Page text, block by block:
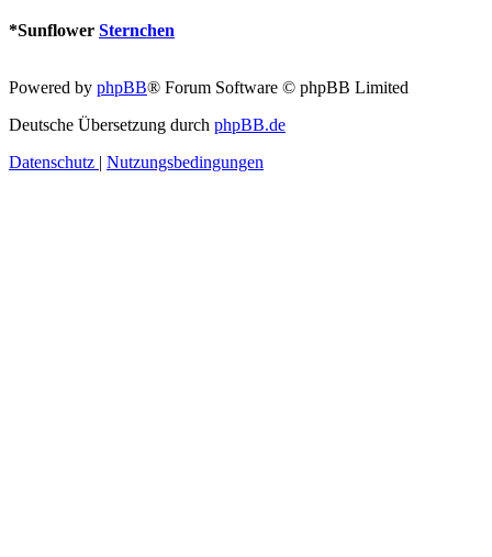
*Sunflower Sternchen
Powered by phpBB® Forum Software © phpBB Limited
Deutsche Übersetzung durch phpBB.de
Datenschutz | Nutzungsbedingungen